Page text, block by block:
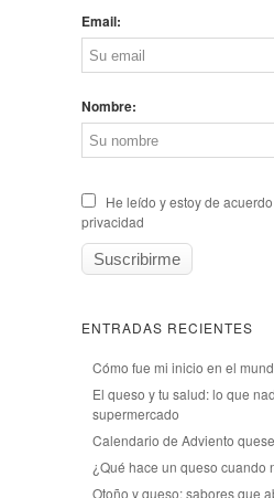
Email:
Nombre:
He leído y estoy de
privacidad
ENTRADAS RECIENTES
Cómo fue mi inicio en el
El queso y tu salud: lo que
supermercado
Calendario de Adviento
¿Qué hace un queso cuando
Otoño y queso: sabores que